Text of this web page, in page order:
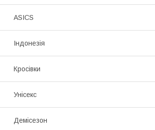
ASICS
Індонезія
Кросівки
Унісекс
Демісезон